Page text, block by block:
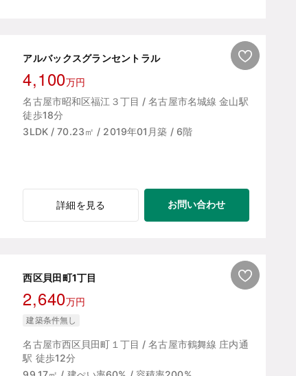
アルバックスグランセントラル
4,100万円
名古屋市昭和区福江３丁目 / 名古屋市名城線 金山駅
徒歩18分
3LDK / 70.23㎡ / 2019年01月築 / 6階
詳細を見る お問い合わせ
西区貝田町1丁目
2,640万円
建築条件無し
名古屋市西区貝田町１丁目 / 名古屋市鶴舞線 庄内通
駅 徒歩12分